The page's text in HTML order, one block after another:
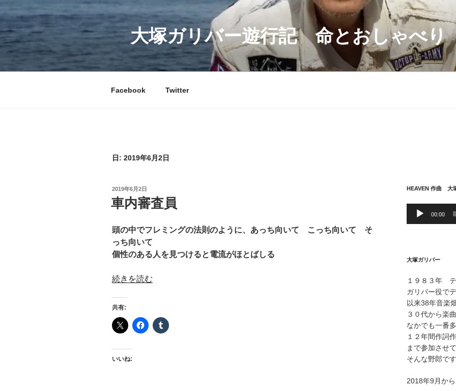
コ
ン
テ
ン
大塚ガリバー遊行記 命とおしゃべり
Facebook Twitter
日: 2019年6月2日
投
稿
日:
2019年6月2日
車内審査員
頭の中でフレミングの法則のように、あっち向いて こっち向いて そ
っち向いて
個性のある人を見つけると電流がほとばしる
“車
審
員”
続きを読む
共有:
いいね:
HEAVEN 作曲 大
ヤ
00:00
大塚ガリバー
１９８３年 テ
ガリバー役で
以来38年音楽
３０代から楽
なかでも一番
１２年間作詞
まで参加させ
そんな野郎です
2018年9月か